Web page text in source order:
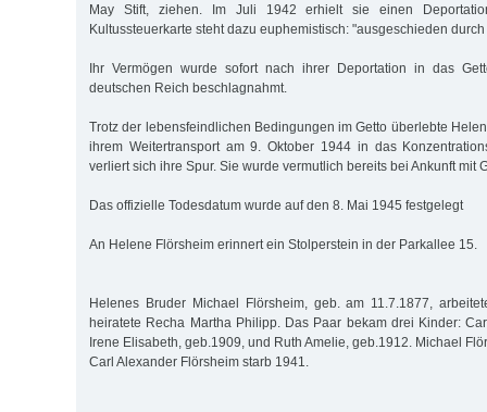
May Stift, ziehen. Im Juli 1942 erhielt sie einen
Kultussteuerkarte steht dazu euphemistisch: "ausgeschieden
Ihr Vermögen wurde sofort nach ihrer Deportation in das
deutschen Reich beschlagnahmt.
Trotz der lebensfeindlichen Bedingungen im Getto überlebte
ihrem Weitertransport am 9. Oktober 1944 in das
verliert sich ihre Spur. Sie wurde vermutlich bereits bei Ankunft mit
Das offizielle Todesdatum wurde auf den 8. Mai 1945 festgelegt
An Helene Flörsheim erinnert ein Stolperstein in der Parkallee 15.
Helenes Bruder Michael Flörsheim, geb. am 11.7.1877,
heiratete Recha Martha Philipp. Das Paar bekam drei Kinder:
Irene Elisabeth, geb.1909, und Ruth Amelie, geb.1912. Michael
Carl Alexander Flörsheim starb 1941.